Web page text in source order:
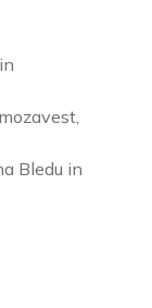
Bledu in